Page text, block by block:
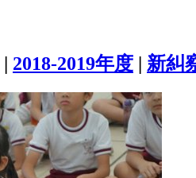
| 2018-2019年度 | 新糾